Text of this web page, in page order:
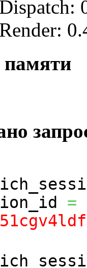
памяти
=